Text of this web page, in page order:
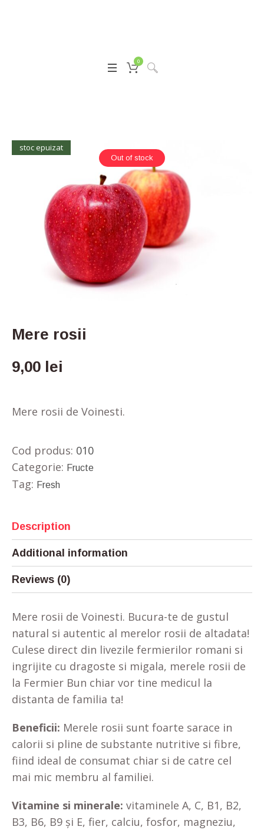
0
Out of stock
stoc epuizat
Mere rosii
9,00 lei
Mere rosii de Voinesti.
Cod produs: 010
Categorie: Fructe
Tag: Fresh
Description
Additional information
Reviews (0)
Mere rosii de Voinesti. Bucura-te de gustul
natural si autentic al merelor rosii de altadata!
Culese direct din livezile fermierilor romani si
ingrijite cu dragoste si migala, merele rosii de
la Fermier Bun chiar vor tine medicul la
distanta de familia ta!
Beneficii: Merele rosii sunt foarte sarace in
calorii si pline de substante nutritive si fibre,
fiind ideal de consumat chiar si de catre cel
mai mic membru al familiei.
Vitamine si minerale: vitaminele A, C, B1, B2,
B3, B6, B9 și E, fier, calciu, fosfor, magneziu,